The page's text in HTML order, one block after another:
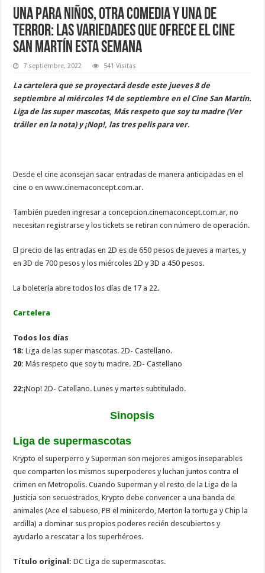
Una para niños, otra comedia y una de
terror: las variedades que ofrece el cine
San Martín esta semana
7 septiembre, 2022 541 Visitas
La cartelera que se proyectará desde este jueves 8 de
septiembre al miércoles 14 de septiembre en el Cine San Martín.
Liga de las super mascotas, Más respeto que soy tu madre (Ver
tráiler en la nota) y ¡Nop!, las tres pelis para ver.
Desde el cine aconsejan sacar entradas de manera anticipadas en el
cine o en www.cinemaconcept.com.ar.
También pueden ingresar a concepcion.cinemaconcept.com.ar, no
necesitan registrarse y los tickets se retiran con número de operación.
El precio de las entradas en 2D es de 650 pesos de jueves a martes, y
en 3D de 700 pesos y los miércoles 2D y 3D a 450 pesos.
La boletería abre todos los días de 17 a 22.
Cartelera
Todos los días
18: Liga de las super mascotas. 2D- Castellano.
20: Más respeto que soy tu madre. 2D- Castellano
22:¡Nop! 2D- Catellano. Lunes y martes subtitulado.
Sinopsis
Liga de supermascotas
Krypto el superperro y Superman son mejores amigos inseparables
que comparten los mismos superpoderes y luchan juntos contra el
crimen en Metropolis. Cuando Superman y el resto de la Liga de la
Justicia son secuestrados, Krypto debe convencer a una banda de
animales (Ace el sabueso, PB el minicerdo, Merton la tortuga y Chip la
ardilla) a dominar sus propios poderes recién descubiertos y
ayudarlo a rescatar a los superhéroes.
Título original: DC Liga de supermascotas.